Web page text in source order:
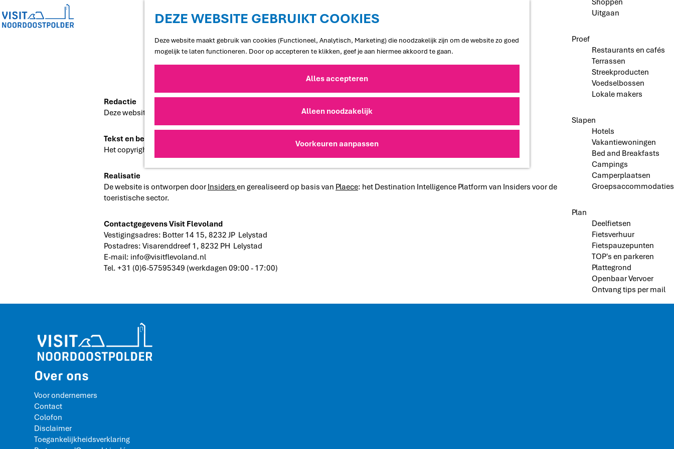
DEZE WEBSITE GEBRUIKT COOKIES
Deze website maakt gebruik van cookies (Functioneel, Analytisch, Marketing) die noodzakelijk zijn om de website zo goed
mogelijk te laten functioneren. Door op accepteren te klikken, geef je aan hiermee akkoord te gaan.
Alles accepteren
Alleen noodzakelijk
Voorkeuren aanpassen
Uitgaan
Proef
Restaurants en cafés
Terrassen
Streekproducten
Voedselbossen
Lokale makers
Slapen
Hotels
Vakantiewoningen
Bed and Breakfasts
Campings
Camperplaatsen
Groepsaccommodaties
Plan
Deelfietsen
Fietsverhuur
Fietspauzepunten
TOP's en parkeren
Plattegrond
Openbaar Vervoer
Ontvang tips per mail
Colofon
Redactie
Deze website wordt redactioneel onderhouden door
Visit Flevoland.
Tekst en beeld
Het copyright van tekst en beeld op deze site berust bij
, tenzij anders vermeld.
Realisatie
De website is ontworpen door Insiders en gerealiseerd op basis van Plaece: het Destination Intelligence Platform van Insiders voor de
toeristische sector.
Contactgegevens Visit Flevoland
Vestigingsadres: Botter 14 15, 8232 JP Lelystad
Postadres: Visarenddreef 1, 8232 PH Lelystad
E-mail: info@visitflevoland.nl
Tel. +31 (0)6-57595349 (werkdagen 09:00 - 17:00)
Over ons
Voor ondernemers
Contact
Colofon
Disclaimer
Toegankelijkheidsverklaring